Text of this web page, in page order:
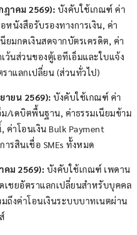
ฎาคม 2569): บังคับใช้เกณฑ์ ค่า
นังสือรับรองทางการเงิน, ค่า
ยมกดเงินสดจากบัตรเครดิต, ค่า
ว้นส่วนของตู้เอทีเอ็มและใบแจ้ง
าแลกเปลี่ยน (ส่วนทั่วไป)
ายน 2569): บังคับใช้เกณฑ์ ค่า
ม/เดบิตพื้นฐาน, ค่าธรรมเนียมข้าม
าโอนเงิน Bulk Payment
รสินเชื่อ SMEs ทั้งหมด
คม 2569): บังคับใช้เกณฑ์ เพดาน
เชยอัตราแลกเปลี่ยนสำหรับบุคคล
มถึงค่าโอนเงินระบบบาทเนตผ่าน